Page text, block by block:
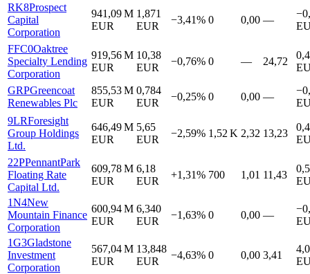
RK8Prospect
Capital
Corporation
941,09 M
EUR
1,871
EUR
−3,41% 0 0,00 —
FFC0Oaktree
Specialty Lending
Corporation
919,56 M
EUR
10,38
EUR
−0,76% 0 — 24,72
GRPGreencoat
Renewables Plc
855,53 M
EUR
0,784
EUR
−0,25% 0 0,00 —
9LRForesight
Group Holdings
Ltd.
646,49 M
EUR
5,65
EUR
−2,59% 1,52 K 2,32 13,23
22PPennantPark
Floating Rate
Capital Ltd.
609,78 M
EUR
6,18
EUR
+1,31% 700 1,01 11,43
1N4New
Mountain Finance
Corporation
600,94 M
EUR
6,340
EUR
−1,63% 0 0,00 —
1G3Gladstone
Investment
Corporation
567,04 M
EUR
13,848
EUR
−4,63% 0 0,00 3,41